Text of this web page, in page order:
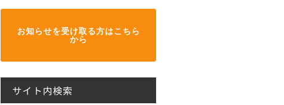
お知らせを受け取る方はこちら
から
サイト内検索